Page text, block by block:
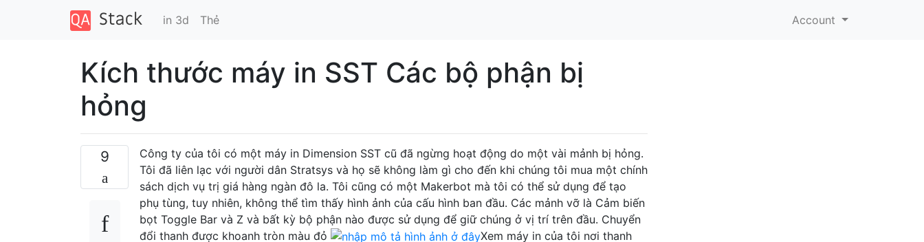
in 3d Thẻ Account
Kích thước máy in SST Các bộ phận bị
hỏng
9
Công ty của tôi có một máy in Dimension SST cũ đã ngừng hoạt động do một vài mảnh bị hỏng.
Tôi đã liên lạc với người dân Stratsys và họ sẽ không làm gì cho đến khi chúng tôi mua một chính
sách dịch vụ trị giá hàng ngàn đô la. Tôi cũng có một Makerbot mà tôi có thể sử dụng để tạo
phụ tùng, tuy nhiên, không thể tìm thấy hình ảnh của cấu hình ban đầu. Các mảnh vỡ là Cảm biến
bọt Toggle Bar và Z và bất kỳ bộ phận nào được sử dụng để giữ chúng ở vị trí trên đầu. Chuyển
đổi thanh được khoanh tròn màu đỏ
Xem máy in của tôi nơi thanh